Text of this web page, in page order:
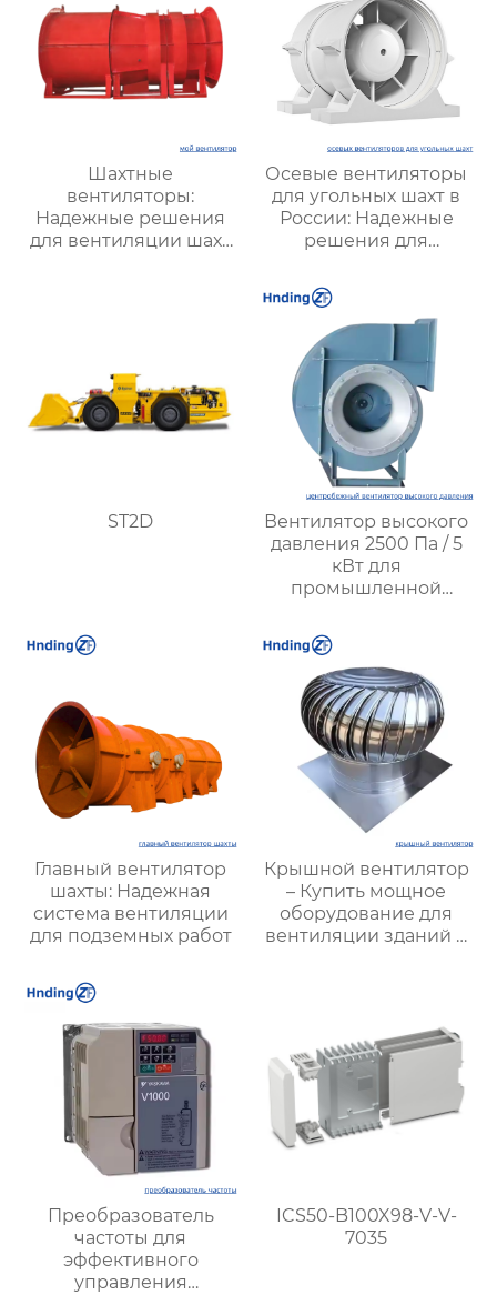
Шахтные
вентиляторы:
Надежные решения
для вентиляции шахт
Осевые вентиляторы
для угольных шахт в
России: Надежные
решения для
вентиляции и
безопасности
ST2D
Вентилятор высокого
давления 2500 Па / 5
кВт для
промышленной
производительность,
надежность и
энергоэффективность
от XYZ
Главный вентилятор
шахты: Надежная
система вентиляции
для подземных работ
Крышной вентилятор
– Купить мощное
оборудование для
вентиляции зданий и
Преобразователь
частоты для
эффективного
управления
ICS50-B100X98-V-V-
7035